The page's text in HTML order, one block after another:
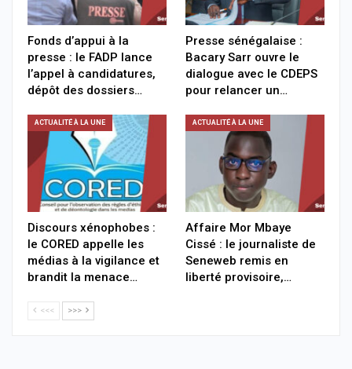
Fonds d’appui à la
presse : le FADP lance
l’appel à candidatures,
dépôt des dossiers…
Presse sénégalaise :
Bacary Sarr ouvre le
dialogue avec le CDEPS
pour relancer un…
ACTUALITÉ À LA UNE
Discours xénophobes :
le CORED appelle les
médias à la vigilance et
brandit la menace…
ACTUALITÉ À LA UNE
Affaire Mor Mbaye
Cissé : le journaliste de
Seneweb remis en
liberté provisoire,…
<<< >>>